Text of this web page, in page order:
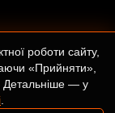
роботи сайту,
«Прийняти»,
Детальніше — у